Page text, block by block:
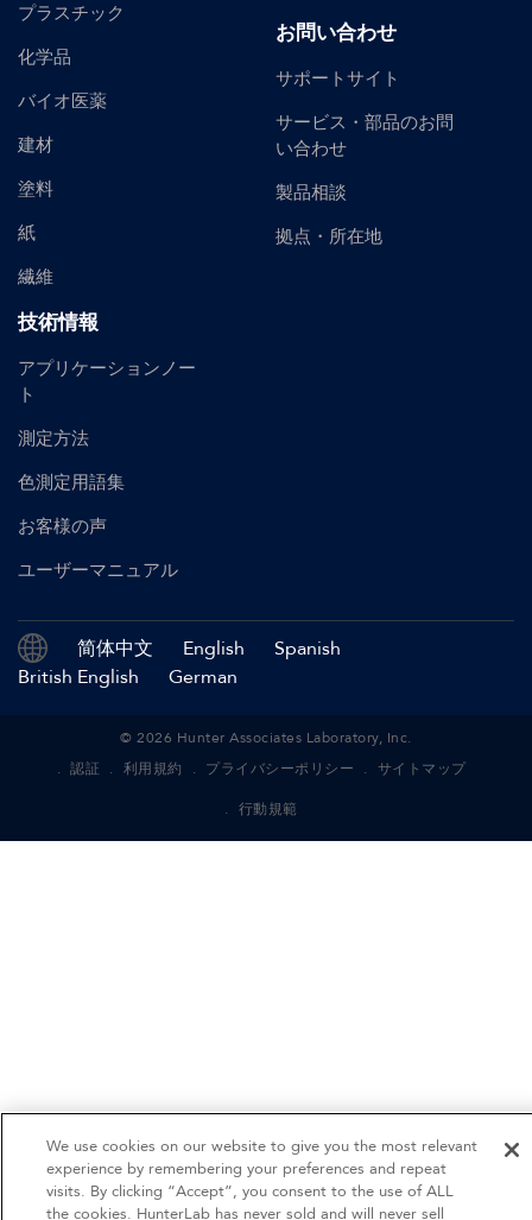
プラスチック
化学品
バイオ医薬
建材
塗料
紙
繊維
技術情報
アプリケーションノー
ト
測定方法
色測定用語集
お客様の声
ユーザーマニュアル
お問い合わせ
サポートサイト
サービス・部品のお問
い合わせ
製品相談
拠点・所在地
简体中文 English
Spanish
British English
German
©2026 Hunter Associates Laboratory, Inc.
認証
利用規約 プライバシーポリシー サイトマップ
行動規範
We use cookies on our website to give you the most relevant
experience by remembering your preferences and repeat
visits. By clicking “Accept”, you consent to the use of ALL
the cookies. HunterLab has never sold and will never sell